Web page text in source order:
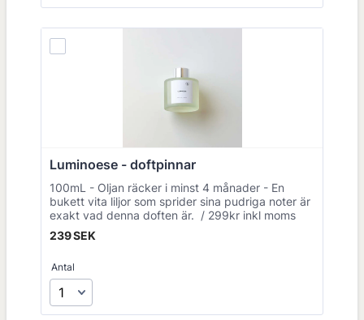
Luminoese - doftpinnar
100mL - Oljan räcker i minst 4 månader - En
bukett vita liljor som sprider sina pudriga noter är
exakt vad denna doften är. / 299kr inkl moms
239 SEK
239SEK
Antal